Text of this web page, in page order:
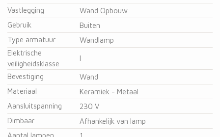
Vastlegging
Wand Opbouw
Gebruik
Buiten
Type armatuur
Wandlamp
Elektrische
veiligheidsklasse
I
Bevestiging
Wand
Materiaal
Keramiek - Metaal
Aansluitspanning
230 V
Dimbaar
Afhankelijk van lamp
Aantal lampen